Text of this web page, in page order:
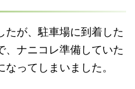
たが、駐車場に到着した
、ナニコレ準備していた
ってしまいました。